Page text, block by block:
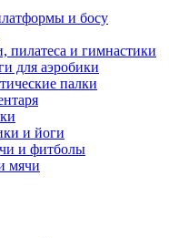
и босу
пилатеса и гимнастики
для аэробики
палки
и йоги
и фитболы
мячи